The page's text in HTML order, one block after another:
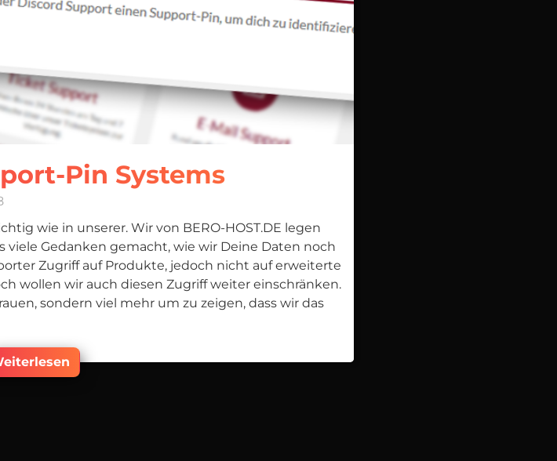
Pin Systems
wie in unserer. Wir von BERO-HOST.DE legen
Gedanken gemacht, wie wir Deine Daten noch
Zugriff auf Produkte, jedoch nicht auf erweiterte
wollen wir auch diesen Zugriff weiter einschränken.
sondern viel mehr um zu zeigen, dass wir das